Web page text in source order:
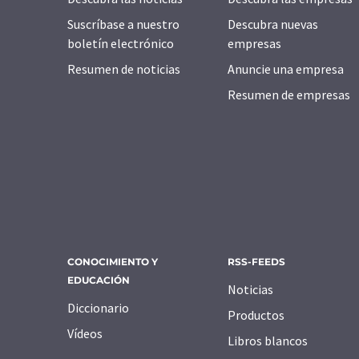
Suscríbase a nuestro
boletín electrónico
Resumen de noticias
Descubra nuevas
empresas
Anuncie una empresa
Resumen de empresas
CONOCIMIENTO Y
EDUCACIÓN
Diccionario
Vídeos
RSS-FEEDS
Noticias
Productos
Libros blancos